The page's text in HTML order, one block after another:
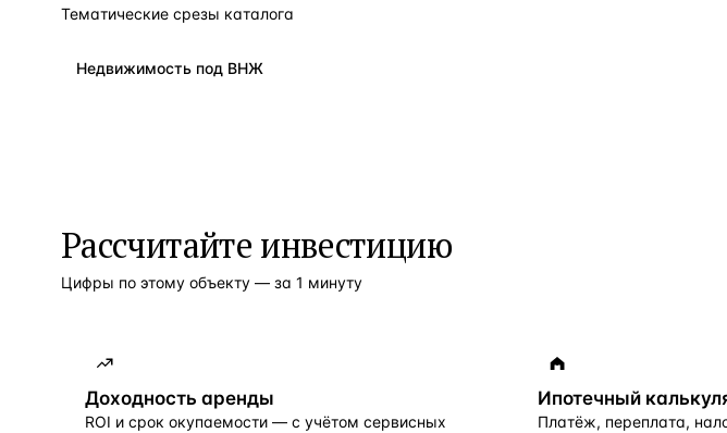
Тематические срезы каталога
Недвижимость под ВНЖ
Рассчитайте инвестицию
Цифры по этому объекту — за 1 минуту
Доходность аренды
ROI и срок окупаемости — с учётом сервисных
Ипотечный
Платёж, переплата,